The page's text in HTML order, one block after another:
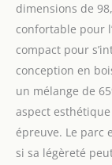
dimensions de
confortable pour
compact pour
conception en
un mélange de
aspect
épreuve. Le parc
si sa légèreté